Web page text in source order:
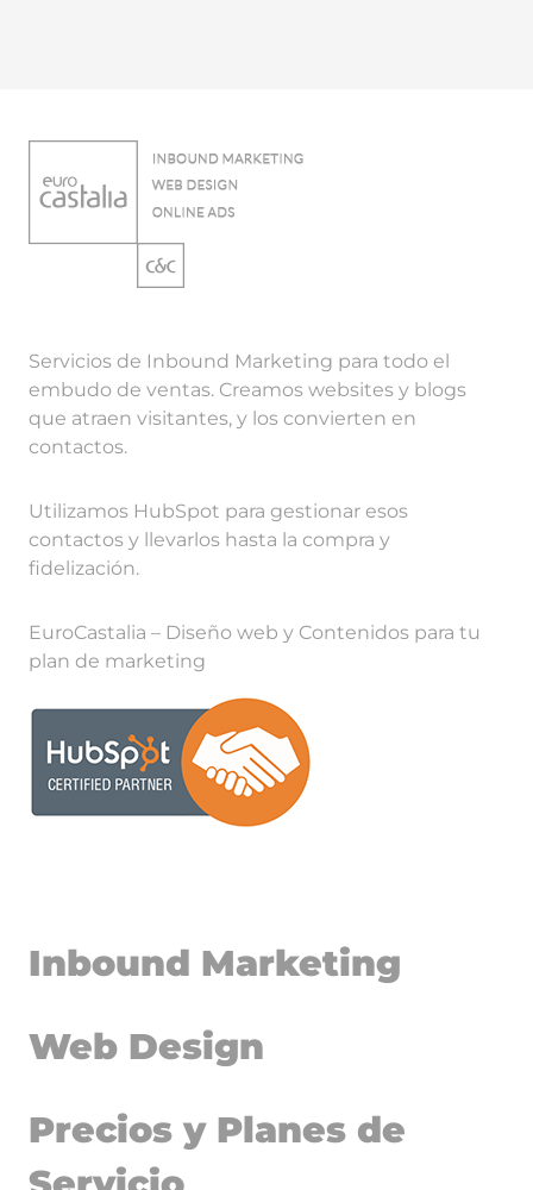
Servicios de Inbound Marketing para todo el
embudo de ventas. Creamos websites y blogs
que atraen visitantes, y los convierten en
contactos.
Utilizamos HubSpot para gestionar esos
contactos y llevarlos hasta la compra y
fidelización.
EuroCastalia – Diseño web y Contenidos para tu
plan de marketing
Inbound Marketing
Web Design
Precios y Planes de